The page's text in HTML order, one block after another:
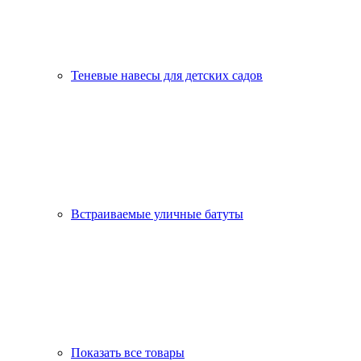
Теневые навесы для детских садов
Встраиваемые уличные батуты
Показать все товары